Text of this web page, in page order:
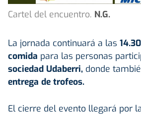
Cartel del encuentro. N.G.
La jornada continuará a las
comida para las personas
sociedad Udaberri, donde
entrega de trofeos.
El cierre del evento llegará por